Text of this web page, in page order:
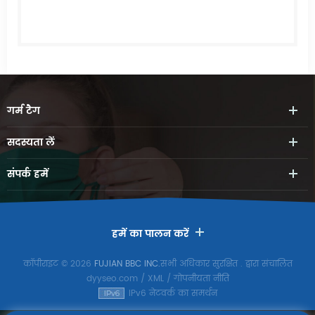
गर्मटैग
सदस्यता लें
संपर्कहमें
हमें का पालन करें
कॉपीराइट © 2026 FUJIAN BBC INC.सभी अधिकार सुरक्षित . द्वारा संचालित
dyyseo.com/ XML/गोपनीयता नीति
IPv6 नेटवर्क का समर्थन